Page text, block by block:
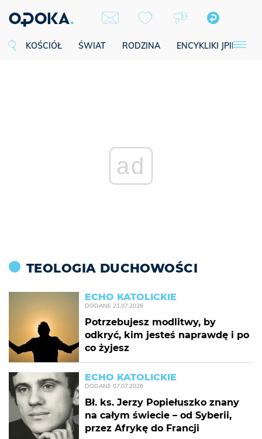
KOŚCIÓŁ ŚWIAT RODZINA ENCYKLIKI JPII
ad
TEOLOGIA DUCHOWOŚCI
ECHO KATOLICKIE
DODANE 21.07.2026
Potrzebujesz modlitwy, by
odkryć, kim jesteś naprawdę i po
co żyjesz
ECHO KATOLICKIE
DODANE 07.07.2026
Bł. ks. Jerzy Popiełuszko znany
na całym świecie – od Syberii,
przez Afrykę do Francji